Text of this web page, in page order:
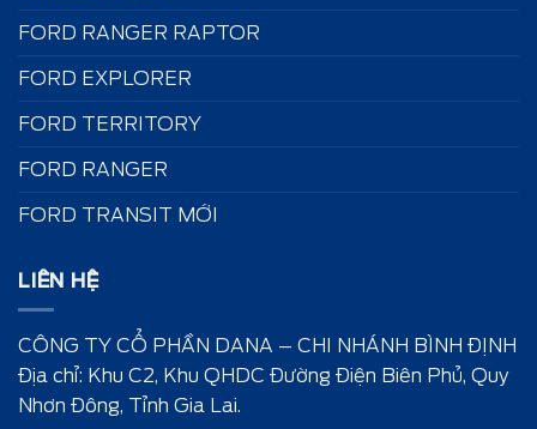
FORD RANGER RAPTOR
FORD EXPLORER
FORD TERRITORY
FORD RANGER
FORD TRANSIT MỚI
LIÊN HỆ
CÔNG TY CỔ PHẦN DANA – CHI NHÁNH BÌNH ĐỊNH
Địa chỉ: Khu C2, Khu QHDC Đường Điện Biên Phủ, Quy
Nhơn Đông, Tỉnh Gia Lai.